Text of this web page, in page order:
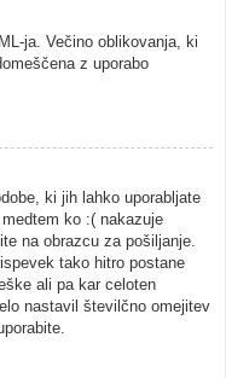
ja. Večino oblikovanja, ki
z uporabo
ki jih lahko uporabljate
ko :( nakazuje
na obrazcu za pošiljanje.
tako hitro postane
ali pa kar celoten
nastavil številčno omejitev